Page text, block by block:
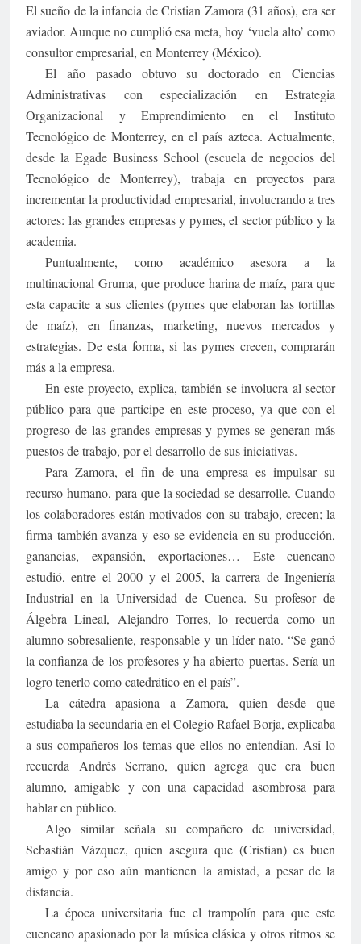
El sueño de la infancia de Cristian Zamora (31 años), era ser
aviador. Aunque no cumplió esa meta, hoy ‘vuela alto’ como
consultor empresarial, en Monterrey (México).
El año pasado obtuvo su doctorado en Ciencias
Administrativas con especialización en Estrategia
Organizacional y Emprendimiento en el Instituto
Tecnológico de Monterrey, en el país azteca. Actualmente,
desde la Egade Business School (escuela de negocios del
Tecnológico de Monterrey), trabaja en proyectos para
incrementar la productividad empresarial, involucrando a tres
actores: las grandes empresas y pymes, el sector público y la
academia.
Puntualmente, como académico asesora a la
multinacional Gruma, que produce harina de maíz, para que
esta capacite a sus clientes (pymes que elaboran las tortillas
de maíz), en finanzas, marketing, nuevos mercados y
estrategias. De esta forma, si las pymes crecen, comprarán
más a la empresa.
En este proyecto, explica, también se involucra al sector
público para que participe en este proceso, ya que con el
progreso de las grandes empresas y pymes se generan más
puestos de trabajo, por el desarrollo de sus iniciativas.
Para Zamora, el fin de una empresa es impulsar su
recurso humano, para que la sociedad se desarrolle. Cuando
los colaboradores están motivados con su trabajo, crecen; la
firma también avanza y eso se evidencia en su producción,
ganancias, expansión, exportaciones… Este cuencano
estudió, entre el 2000 y el 2005, la carrera de Ingeniería
Industrial en la Universidad de Cuenca. Su profesor de
Álgebra Lineal, Alejandro Torres, lo recuerda como un
alumno sobresaliente, responsable y un líder nato. “Se ganó
la confianza de los profesores y ha abierto puertas. Sería un
logro tenerlo como catedrático en el país”.
La cátedra apasiona a Zamora, quien desde que
estudiaba la secundaria en el Colegio Rafael Borja, explicaba
a sus compañeros los temas que ellos no entendían. Así lo
recuerda Andrés Serrano, quien agrega que era buen
alumno, amigable y con una capacidad asombrosa para
hablar en público.
Algo similar señala su compañero de universidad,
Sebastián Vázquez, quien asegura que (Cristian) es buen
amigo y por eso aún mantienen la amistad, a pesar de la
distancia.
La época universitaria fue el trampolín para que este
cuencano apasionado por la música clásica y otros ritmos se